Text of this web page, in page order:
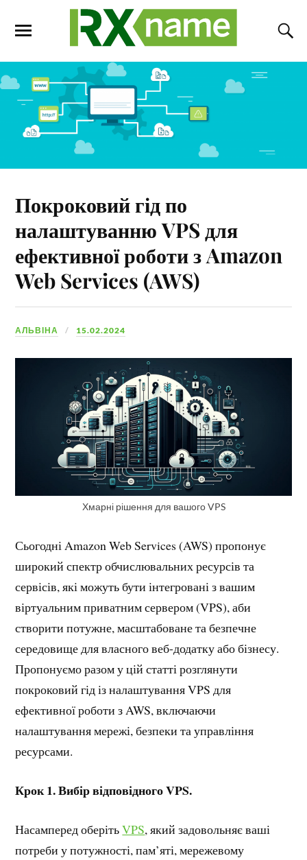
Покроковий гід по
налаштуванню VPS для
ефективної роботи з Amazon
Web Services (AWS)
АЛЬВІНА 15.02.2024
Хмарні рішення для вашого VPS
Сьогодні Amazon Web Services (AWS) пропонує
широкий спектр обчислювальних ресурсів та
сервісів, які можуть бути інтегровані з вашим
віртуальним приватним сервером (VPS), аби
створити потужне, масштабоване та безпечне
середовище для власного веб-додатку або бізнесу.
Пропонуємо разом у цій статті розглянути
покроковий гід із налаштування VPS для
ефективної роботи з AWS, включаючи
налаштування мережі, безпеки та управління
ресурсами.
Крок 1. Вибір відповідного VPS.
Насамперед оберітьVPS, який задовольняє ваші
потреби у потужності, пам’яті, мережевому